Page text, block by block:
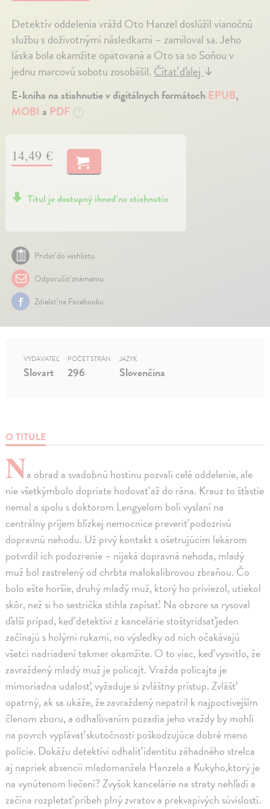
Detektív oddelenia vrážd Oto Hanzel doslúžil vianočnú
službu s doživotnými následkami – zamiloval sa. Jeho
láska bola okamžite opätovaná a Oto sa so Soňou v
jednu marcovú sobotu zosobášil.Čítať ďalej↓
E-kniha na stiahnutie v digitálnych formátoch EPUB,
MOBI a PDF ?
14,49 €
Titul je dostupný ihneď na stiahnutie
Pridať do wishlistu
Odporučiť známemu
Zdielať na Facebooku
O TITULE
Na obrad a svadobnú hostinu pozvali celé oddelenie, ale
nie všetkýmbolo dopriate hodovať až do rána. Krauz to šťastie
nemal a spolu s doktorom Lengyelom boli vyslaní na
centrálny príjem blízkej nemocnice preveriť podozrivú
dopravnú nehodu. Už prvý kontakt s ošetrujúcim lekárom
potvrdil ich podozrenie – nijaká dopravná nehoda, mladý
muž bol zastrelený od chrbta malokalibrovou zbraňou. Čo
bolo ešte horšie, druhý mladý muž, ktorý ho priviezol, utiekol
skôr, než si ho sestrička stihla zapísať. Na obzore sa rysoval
ďalší prípad, keď detektívi z kancelárie stoštyridsaťjeden
začínajú s holými rukami, no výsledky od nich očakávajú
všetci nadriadení takmer okamžite. O to viac, keď vysvitlo, že
zavraždený mladý muž je policajt. Vražda policajta je
mimoriadna udalosť, vyžaduje si zvláštny prístup. Zvlášť
opatrný, ak sa ukáže, že zavraždený nepatril k najpoctivejším
členom zboru, a odhaľovaním pozadia jeho vraždy by mohli
na povrch vyplávať skutočnosti poškodzujúce dobré meno
polície. Dokážu detektívi odhaliť identitu záhadného strelca
aj napriek absencii mladomanžela Hanzela a Kukyho,ktorý je
na vynútenom liečení? Zvyšok kancelárie na straty nehľadí a
začína rozpletať príbeh plný zvratov a prekvapivých súvislostí.
VYDAVATEĽ
Slovart
POČET STRÁN
296
JAZYK
Slovenčina